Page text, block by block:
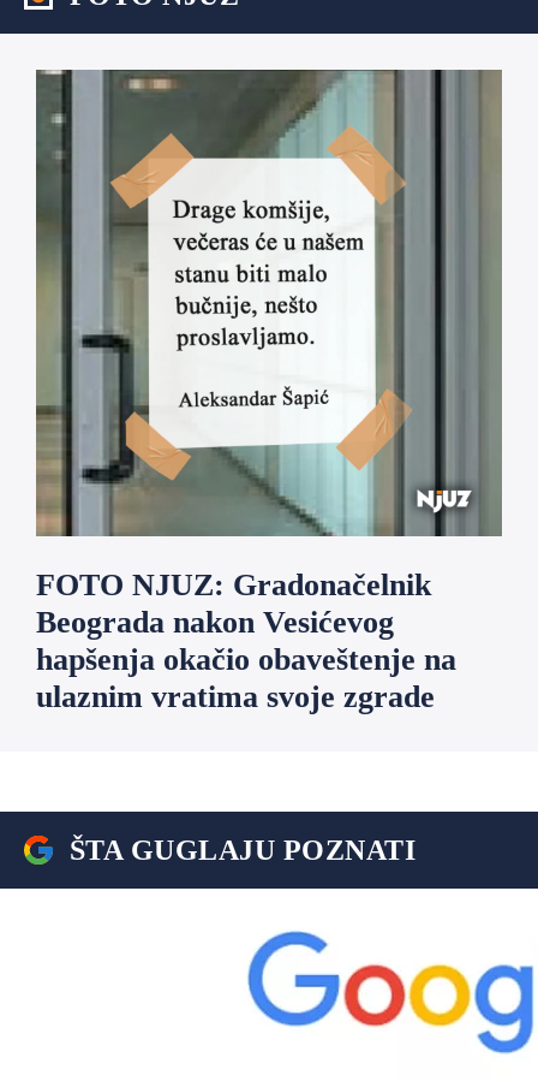
FOTO NJUZ: Gradonačelnik
Beograda nakon Vesićevog
hapšenja okačio obaveštenje na
ulaznim vratima svoje zgrade
ŠTA GUGLAJU POZNATI